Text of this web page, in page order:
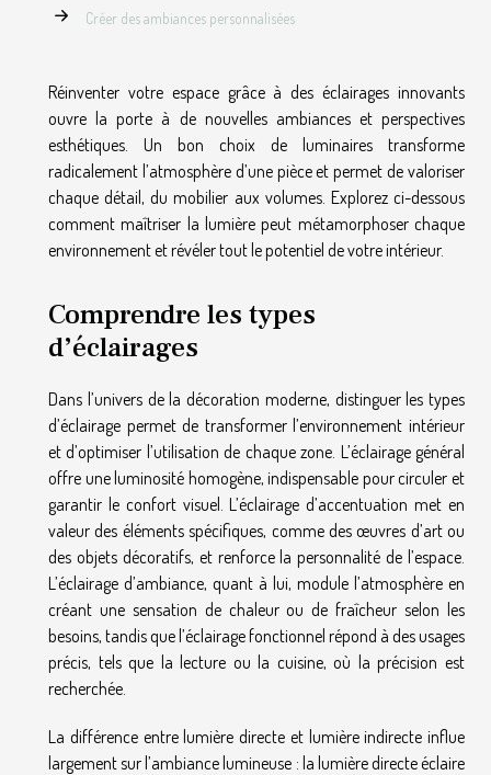
Créer des ambiances personnalisées
Réinventer votre espace grâce à des éclairages innovants
ouvre la porte à de nouvelles ambiances et perspectives
esthétiques. Un bon choix de luminaires transforme
radicalement l’atmosphère d’une pièce et permet de valoriser
chaque détail, du mobilier aux volumes. Explorez ci-dessous
comment maîtriser la lumière peut métamorphoser chaque
environnement et révéler tout le potentiel de votre intérieur.
Comprendre les types
d’éclairages
Dans l’univers de la décoration moderne, distinguer les types
d’éclairage permet de transformer l’environnement intérieur
et d’optimiser l’utilisation de chaque zone. L’éclairage général
offre une luminosité homogène, indispensable pour circuler et
garantir le confort visuel. L’éclairage d’accentuation met en
valeur des éléments spécifiques, comme des œuvres d’art ou
des objets décoratifs, et renforce la personnalité de l’espace.
L’éclairage d’ambiance, quant à lui, module l’atmosphère en
créant une sensation de chaleur ou de fraîcheur selon les
besoins, tandis que l’éclairage fonctionnel répond à des usages
précis, tels que la lecture ou la cuisine, où la précision est
recherchée.
La différence entre lumière directe et lumière indirecte influe
largement sur l’ambiance lumineuse : la lumière directe éclaire